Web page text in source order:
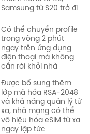
Samsung từ S20 trở đi
Có thể chuyển profile
trong vòng 2 phút
ngay trên ứng dụng
điện thoại mà không
cần rời khỏi nhà
Được bổ sung thêm
lớp mã hóa RSA-2048
và khả năng quản lý từ
xa, nhà mạng có thể
vô hiệu hóa eSIM từ xa
ngay lập tức